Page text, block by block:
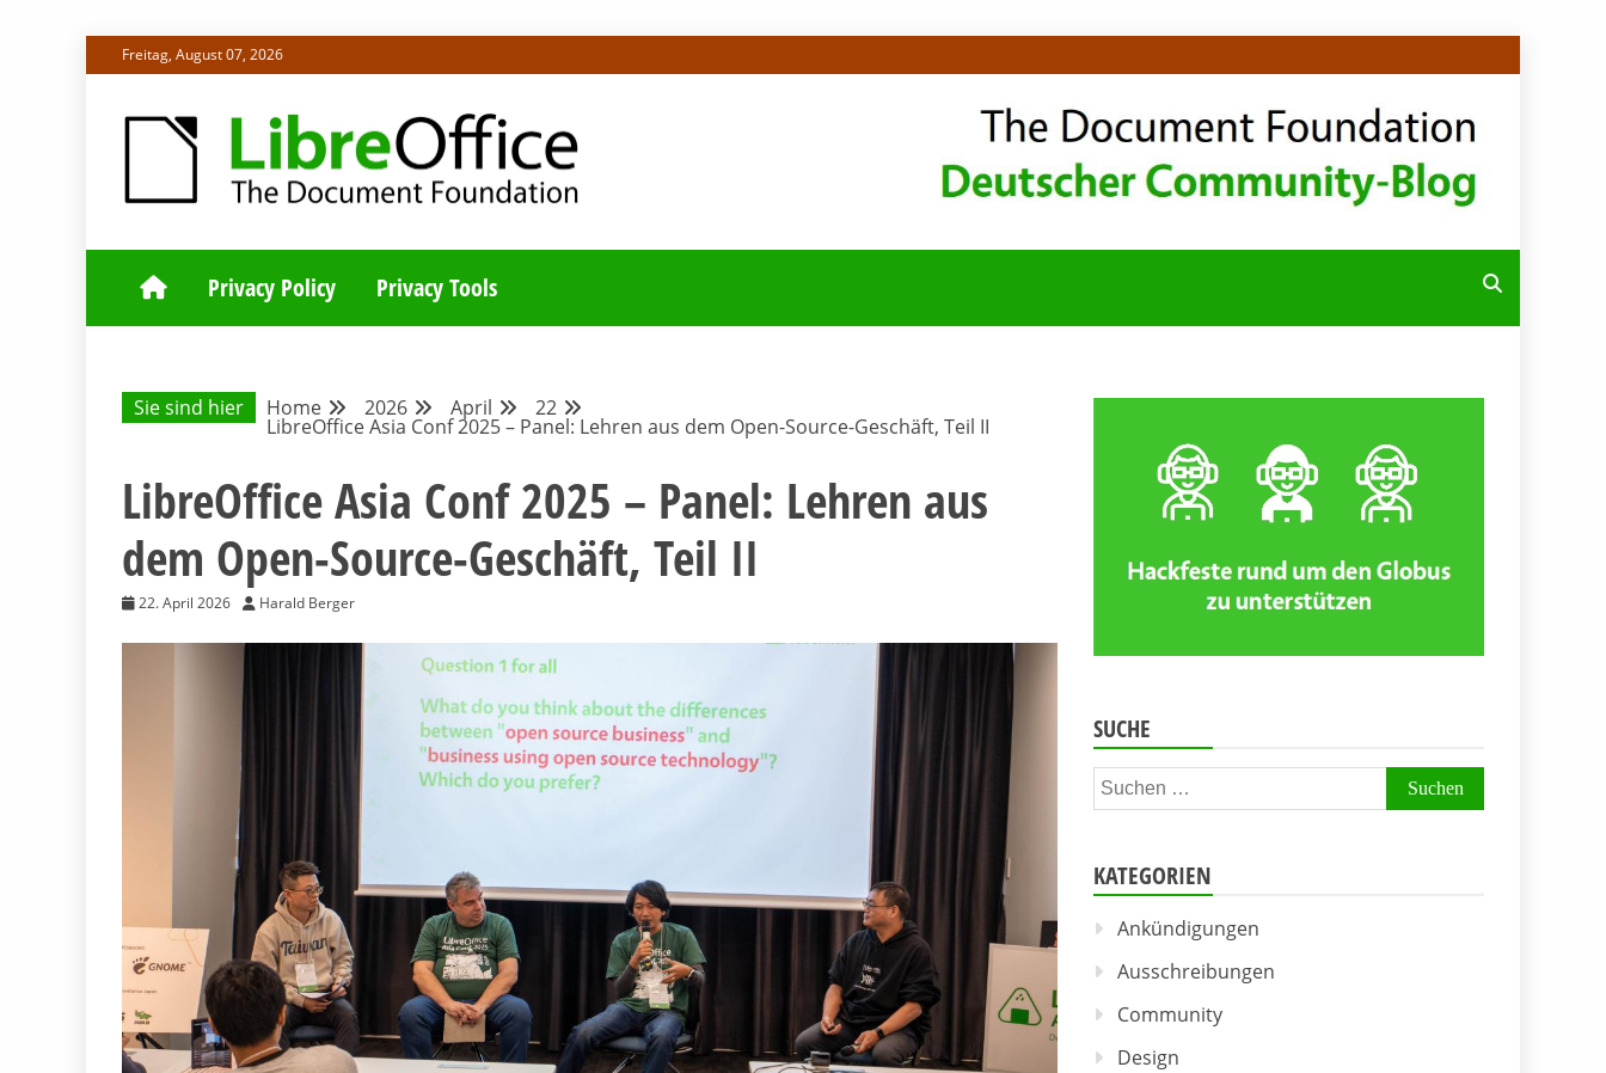
to
Freitag, August 07, 2026
DEUTSCHER COMMUNITY-BLOG
Privacy Policy Privacy Tools
Sie sind hier Home 2026 April 22
LibreOffice Asia Conf 2025 – Panel: Lehren aus dem Open-Source-Geschäft, Teil II
LibreOffice Asia Conf 2025 – Panel: Lehren aus
dem Open-Source-Geschäft, Teil II
22. April 2026 Harald Berger
SUCHE
Suchen
nach:
KATEGORIEN
Ankündigungen
Ausschreibungen
Community
Design